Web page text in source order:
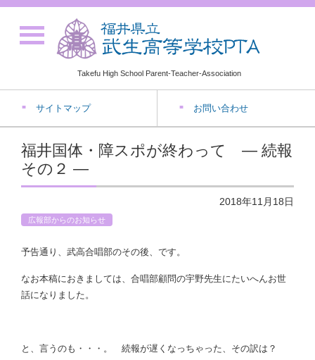
Takefu High School Parent-Teacher-Association
サイトマップ お問い合わせ
福井国体・障スポが終わって ― 続報
その２ ―
2018年11月18日
広報部からのお知らせ
予告通り、武高合唱部のその後、です。
なお本稿におきましては、合唱部顧問の宇野先生にたいへんお世
話になりました。
と、言うのも・・・。 続報が遅くなっちゃった、その訳は？